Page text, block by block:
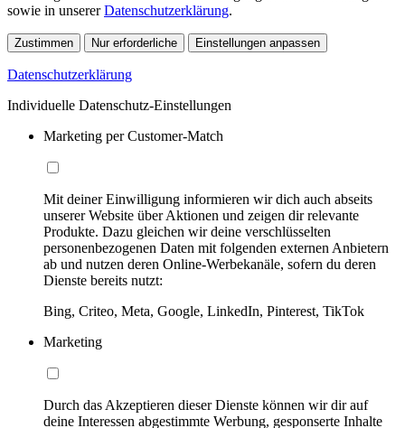
sowie in unsererDatenschutzerklärung.
Zustimmen Nur erforderliche Einstellungen anpassen
Datenschutzerklärung
Individuelle Datenschutz-Einstellungen
Marketing per Customer-Match
Mit deiner Einwilligung informieren wir dich auch abseits
unserer Website über Aktionen und zeigen dir relevante
Produkte. Dazu gleichen wir deine verschlüsselten
personenbezogenen Daten mit folgenden externen Anbietern
ab und nutzen deren Online-Werbekanäle, sofern du deren
Dienste bereits nutzt:
Bing, Criteo, Meta, Google, LinkedIn, Pinterest, TikTok
Marketing
Durch das Akzeptieren dieser Dienste können wir dir auf
deine Interessen abgestimmte Werbung, gesponserte Inhalte